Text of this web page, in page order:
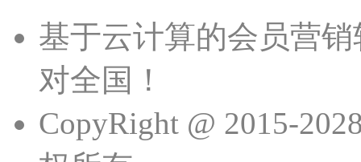
基于云计算的会员营
对全国！
CopyRight @ 2015-